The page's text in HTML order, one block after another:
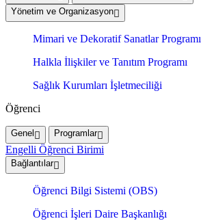
Yönetim ve Organizasyon
Mimari ve Dekoratif Sanatlar Programı
Halkla İlişkiler ve Tanıtım Programı
Sağlık Kurumları İşletmeciliği
Öğrenci
Genel Programlar
Engelli Öğrenci Birimi
Bağlantılar
Öğrenci Bilgi Sistemi (OBS)
Öğrenci İşleri Daire Başkanlığı